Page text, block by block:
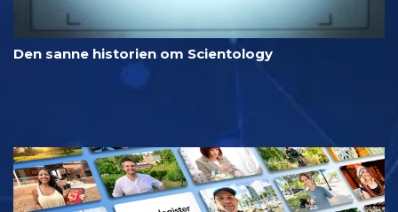
Den sanne historien om Scientology